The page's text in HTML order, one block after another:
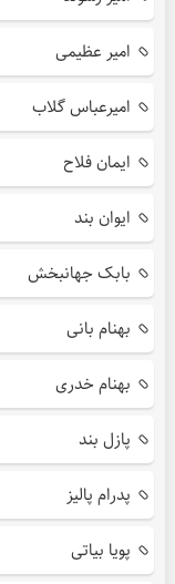
امیر عظیمی
امیرعباس گلاب
ایمان فلاح
ایوان بند
بابک جهانبخش
بهنام بانی
بهنام خدری
پازل بند
پدرام پالیز
پویا بیاتی